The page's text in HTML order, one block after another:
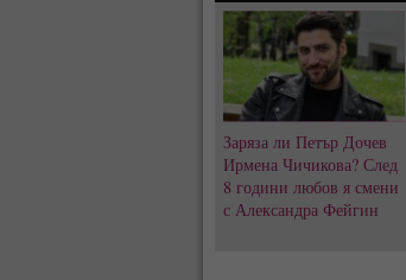
Заряза ли Петър Дочев
Ирмена Чичикова? След
8 години любов я смени
с Александра Фейгин